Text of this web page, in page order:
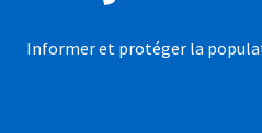
Informer et protéger la